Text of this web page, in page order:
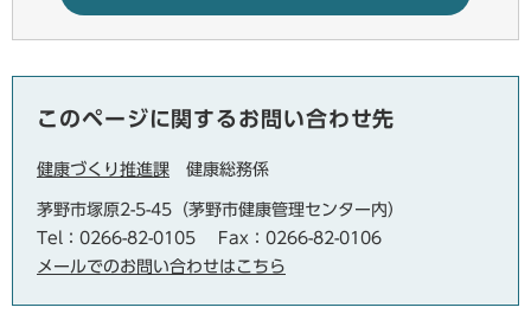
このページに関するお問い合わせ先
健康づくり推進課 健康総務係
茅野市塚原2-5-45（茅野市健康管理センター内）
Tel：0266-82-0105
Fax：0266-82-0106
メールでのお問い合わせはこちら